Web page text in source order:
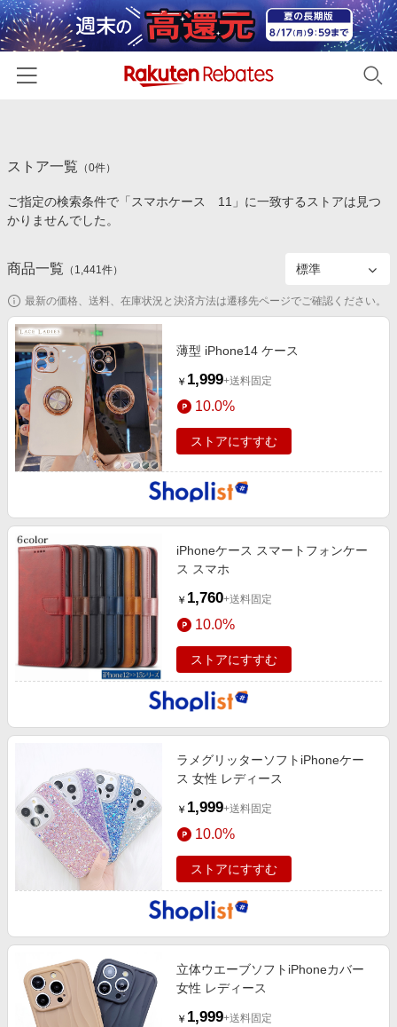
カテゴリー一覧
百貨店・総合ECモール
食品・スイーツ・お酒
コスメ・健康・医薬品
キッズ・ベビー用品
家電・PC・スマホ・カメラ
エンタメ
スポーツ・アウトドア・ゴルフ
インテリア・寝具
旅行・レジャー・ホテル予約
生活・お役立ち
金融・マネー・保険
デジタルコンテンツ
ビジネス・その他サービス
イベント一覧
初回購入者限定特典
対象ストア新規限定特典
新着ストアのご紹介
電子書籍特集
楽天ペイ導入ストア
楽天サービス特集
旅行特集
わくわく夏特集
Apple公式サイト×楽天カード分割払い
Qoo10メガポ
Samsung ボーナスキャンペーン
週末の高還元 夏の長期版
楽天IDでログイン/会員登録
ストア一覧 （0件）
ご指定の検索条件で「スマホケース 11」に一致するストアは見つ
かりませんでした。
商品一覧 （ 1,441件）
最新の価格、送料、在庫状況と決済方法は遷移先ページでご確認ください。
薄型 iPhone14 ケース
￥ 1,999+送料固定
10.0%
ストアにすすむ
iPhoneケース スマートフォンケー
ス スマホ
￥ 1,760+送料固定
10.0%
ストアにすすむ
ラメグリッターソフトiPhoneケー
ス 女性 レディース
￥ 1,999+送料固定
10.0%
ストアにすすむ
立体ウエーブソフトiPhoneカバー
女性 レディース
￥ 1,999+送料固定